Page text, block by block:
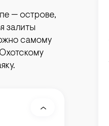
— острове,
залиты
самому